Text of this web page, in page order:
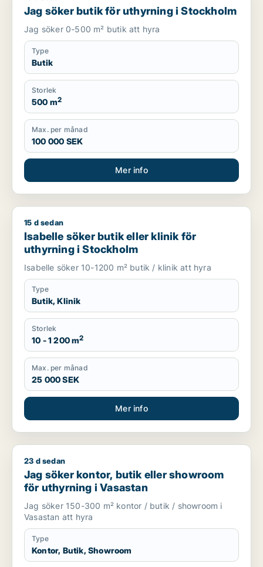
Jag söker butik för uthyrning i Stockholm
Jag söker 0-500 m² butik att hyra
Type
Butik
Storlek
500 m2
Max. per månad
100 000 SEK
Mer info
Isabelle söker butik eller klinik för uthyrning i Stockholm
15 d sedan
Isabelle söker butik eller klinik för
uthyrning i Stockholm
Isabelle söker 10-1200 m² butik / klinik att hyra
Type
Butik, Klinik
Storlek
10 - 1 200 m2
Max. per månad
25 000 SEK
Mer info
Jag söker kontor, butik eller showroom för uthyrning i
23 d sedan
Jag söker kontor, butik eller showroom
för uthyrning i Vasastan
Jag söker 150-300 m² kontor / butik / showroom i
Vasastan att hyra
Type
Kontor, Butik, Showroom